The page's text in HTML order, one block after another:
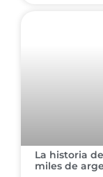
La historia
miles de